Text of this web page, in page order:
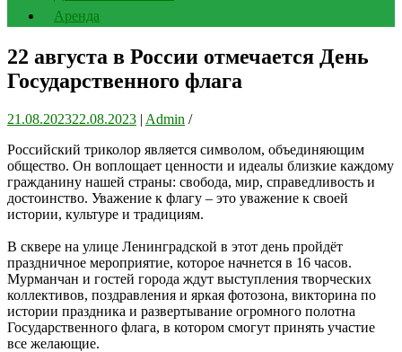
Аренда
22 августа в России отмечается День
Государственного флага
21.08.202322.08.2023 | Admin /
Российский триколор является символом, объединяющим
общество. Он воплощает ценности и идеалы близкие каждому
гражданину нашей страны: свобода, мир, справедливость и
достоинство. Уважение к флагу – это уважение к своей
истории, культуре и традициям.
В сквере на улице Ленинградской в этот день пройдёт
праздничное мероприятие, которое начнется в 16 часов.
Мурманчан и гостей города ждут выступления творческих
коллективов, поздравления и яркая фотозона, викторина по
истории праздника и развертывание огромного полотна
Государственного флага, в котором смогут принять участие
все желающие.